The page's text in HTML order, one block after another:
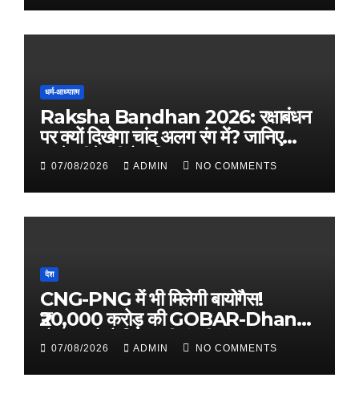
धर्म-आध्यात्म
Raksha Bandhan 2026: रक्षाबंधन
पर क्यों दिखेगा चांद अलग रंग में? जानिए
इसके पीछे की वैज्ञानिक वजह
07/08/2026 ADMIN NO COMMENTS
देश
CNG-PNG में भी मिलेगी बायोगैस!
₹20,000 करोड़ की GOBAR-Dhan
योजना को कैबिनेट की मंजूरी संभव
07/08/2026 ADMIN NO COMMENTS